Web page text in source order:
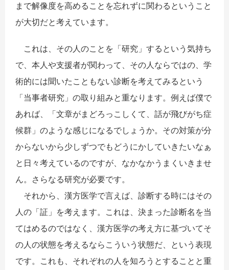
まで解像度を高めることを忘れずに関わるということ
が大切だと考えています。
これは、その人のことを「研究」するという気持ち
で、本人や支援者が関わって、その人ならではの、学
術的には聞いたこともない診断を考えてみるという
「当事者研究」の取り組みと重なります。例えば僕で
あれば、「文章がまどろっこしくて、話が飛びがち症
候群」のような感じになるでしょうか。その対策が分
からないから少しずつでもどうにかしていきたいなぁ
と日々考えているのですが、なかなかうまくいきませ
ん。さらなる研究が必要です。
それから、漢方医学で言えば、診断する時にはその
人の「証」を考えます。これは、決まった診断名を当
てはめるのではなく、漢方医学の考え方に基づいてそ
の人の状態を考えるならこういう状態だ、という表現
です。これも、それぞれの人を知ろうとすることと重